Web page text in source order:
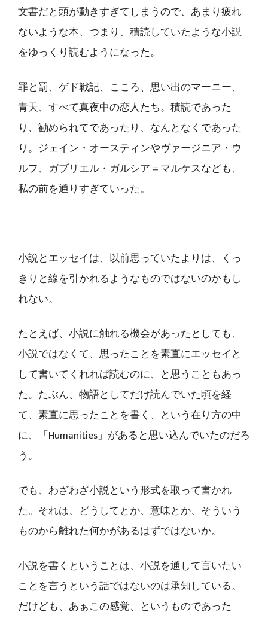
文書だと頭が動きすぎてしまうので、あまり疲れ
ないような本、つまり、積読していたような小説
をゆっくり読むようになった。
罪と罰、ゲド戦記、こころ、思い出のマーニー、
青天、すべて真夜中の恋人たち。積読であった
り、勧められてであったり、なんとなくであった
り。ジェイン・オースティンやヴァージニア・ウ
ルフ、ガブリエル・ガルシア＝マルケスなども、
私の前を通りすぎていった。
小説とエッセイは、以前思っていたよりは、くっ
きりと線を引かれるようなものではないのかもし
れない。
たとえば、小説に触れる機会があったとしても、
小説ではなくて、思ったことを素直にエッセイと
して書いてくれれば読むのに、と思うこともあっ
た。たぶん、物語としてだけ読んでいた頃を経
て、素直に思ったことを書く、という在り方の中
に、「Humanities」があると思い込んでいたのだろ
う。
でも、わざわざ小説という形式を取って書かれ
た。それは、どうしてとか、意味とか、そういう
ものから離れた何かがあるはずではないか。
小説を書くということは、小説を通して言いたい
ことを言うという話ではないのは承知している。
だけども、あぁこの感覚、というものであった